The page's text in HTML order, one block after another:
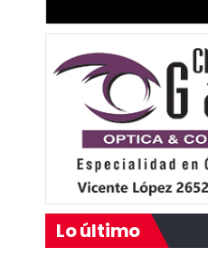
Lo último